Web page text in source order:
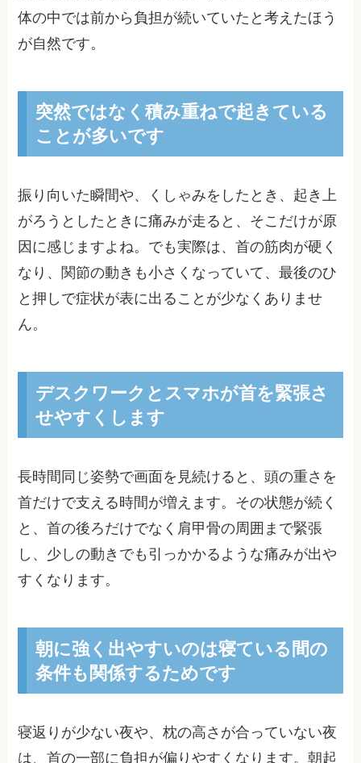
体の中では前から負担が続いていたと考えたほう
が自然です。
突然ではなく積み重ねで起きている
ことが多いです
振り向いた瞬間や、くしゃみをしたとき、起き上
がろうとしたときに痛みが走ると、そこだけが原
因に感じますよね。でも実際は、首の筋肉が硬く
なり、関節の動きも小さくなっていて、最後のひ
と押しで症状が表に出ることが少なくありませ
ん。
デスクワークとスマホが首を緊張さ
せやすくします
長時間同じ姿勢で画面を見続けると、頭の重さを
首だけで支える時間が増えます。その状態が続く
と、首の後ろだけでなく肩甲骨の周囲まで緊張
し、少しの動きでも引っかかるような痛みが出や
すくなります。
朝に強く出やすいのは寝ている間の
条件も関係するためです
寝返りが少ない夜や、枕の高さが合っていない夜
は、首の一部に負担が偏りやすくなります。朝起